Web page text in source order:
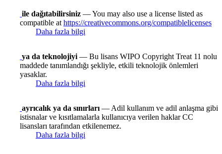
ile dağıtabilirsiniz — You may also use a license listed as
compatible at https://creativecommons.org/compatiblelicenses
Daha fazla bilgi
ya da teknolojiyi — Bu lisans WIPO Copyright Treat 11 nolu
maddede tanımlandığı şekliyle, etkili teknolojik önlemleri
yasaklar.
Daha fazla bilgi
ayrıcalık ya da sınırları — Adil kullanım ve adil anlaşma gibi
istisnalar ve kısıtlamalarla kullanıcıya verilen haklar CC
lisansları tarafından etkilenemez.
Daha fazla bilgi